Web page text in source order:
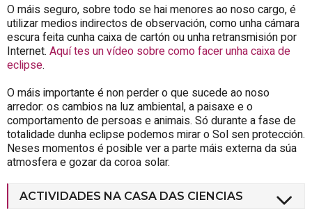
O máis seguro, sobre todo se hai menores ao noso cargo, é
utilizar medios indirectos de observación, como unha cámara
escura feita cunha caixa de cartón ou unha retransmisión por
Internet. Aquí tes un vídeo sobre como facer unha caixa de
eclipse.
O máis importante é non perder o que sucede ao noso
arredor: os cambios na luz ambiental, a paisaxe e o
comportamento de persoas e animais. Só durante a fase de
totalidade dunha eclipse podemos mirar o Sol sen protección.
Neses momentos é posible ver a parte máis externa da súa
atmosfera e gozar da coroa solar.
ACTIVIDADES NA CASA DAS CIENCIAS